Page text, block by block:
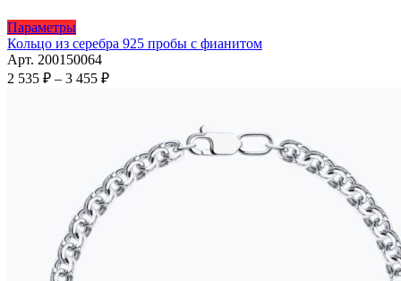
ПараметрыЭтот
товар
имеет
несколько
странице
товара.
Кольцо из серебра 925 пробы с фианитом
Арт. 200150064
2 535 ₽ – 3 455 ₽Диапазон
455 ₽